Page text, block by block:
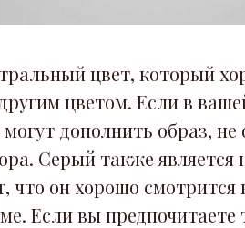
цвет, который
цветом. Если в
дополнить образ, не
Серый также является
что он хорошо
Если вы